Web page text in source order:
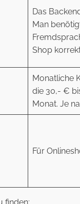
Das
Man
Shop
Monatliche
die 30,- €
Monat. Je
Für